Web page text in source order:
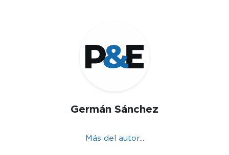
Germán Sánchez
Más del autor...